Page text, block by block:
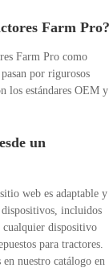
Farm Pro?
Farm Pro como
por rigurosos
los estándares OEM y
un
web es adaptable y
dispositivos, incluidos
cualquier dispositivo
para tractores.
en nuestro catálogo en